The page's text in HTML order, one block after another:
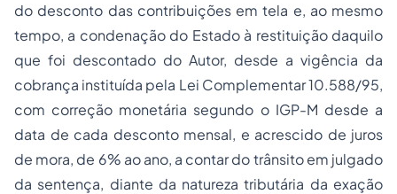
do desconto das contribuições em tela e, ao mesmo
tempo, a condenação do Estado à restituição daquilo
que foi descontado do Autor, desde a vigência da
cobrança instituída pela Lei Complementar 10.588/95,
com correção monetária segundo o IGP-M desde a
data de cada desconto mensal, e acrescido de juros
de mora, de 6% ao ano, a contar do trânsito em julgado
da sentença, diante da natureza tributária da exação